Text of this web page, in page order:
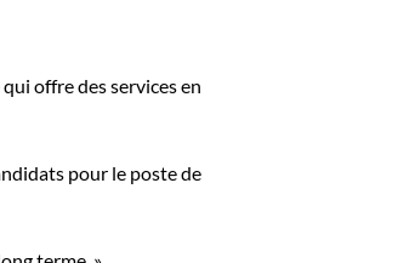
offre des services en
pour le poste de